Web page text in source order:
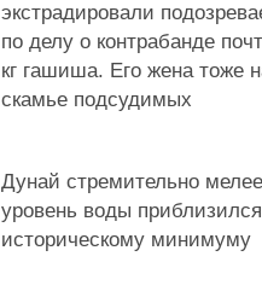
экстрадировали
по делу о контрабанде
кг гашиша. Его жена тоже
скамье подсудимых
Дунай стремительно
уровень воды
историческому минимуму